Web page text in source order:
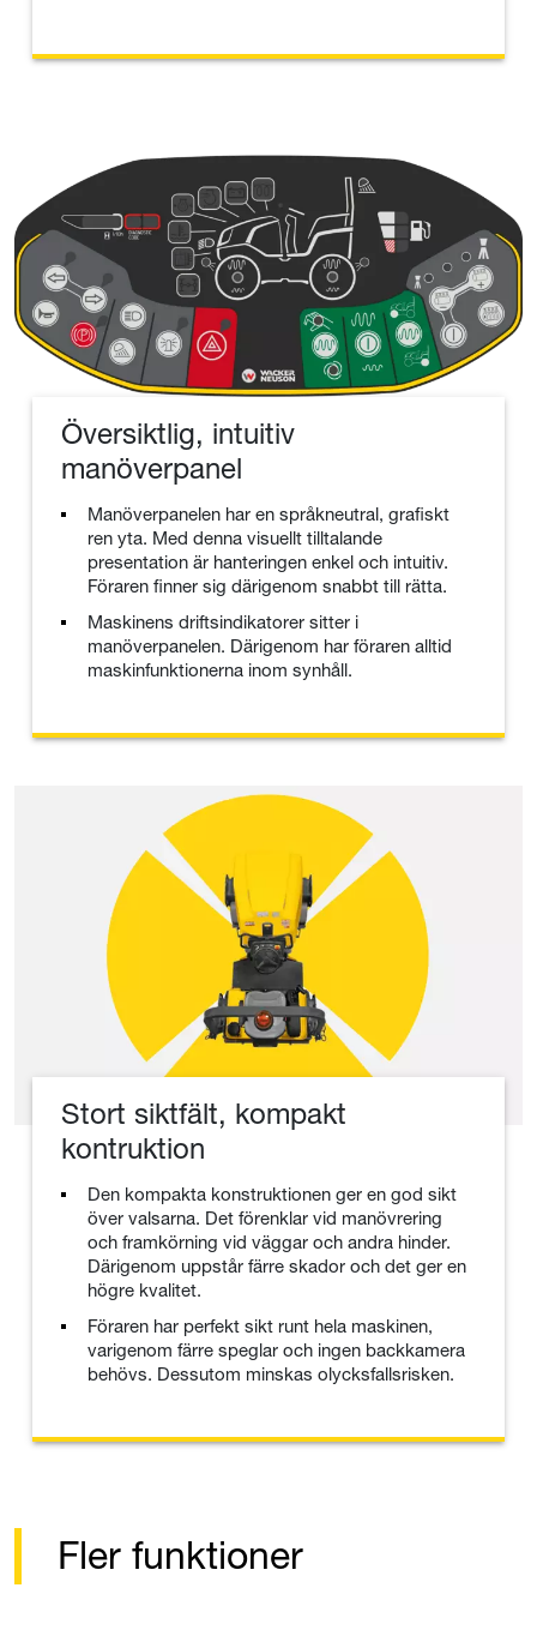
Översiktlig, intuitiv
manöverpanel
Manöverpanelen har en språkneutral, grafiskt
ren yta. Med denna visuellt tilltalande
presentation är hanteringen enkel och intuitiv.
Föraren finner sig därigenom snabbt till rätta.
Maskinens driftsindikatorer sitter i
manöverpanelen. Därigenom har föraren alltid
maskinfunktionerna inom synhåll.
Stort siktfält, kompakt
kontruktion
Den kompakta konstruktionen ger en god sikt
över valsarna. Det förenklar vid manövrering
och framkörning vid väggar och andra hinder.
Därigenom uppstår färre skador och det ger en
högre kvalitet.
Föraren har perfekt sikt runt hela maskinen,
varigenom färre speglar och ingen backkamera
behövs. Dessutom minskas olycksfallsrisken.
Fler funktioner